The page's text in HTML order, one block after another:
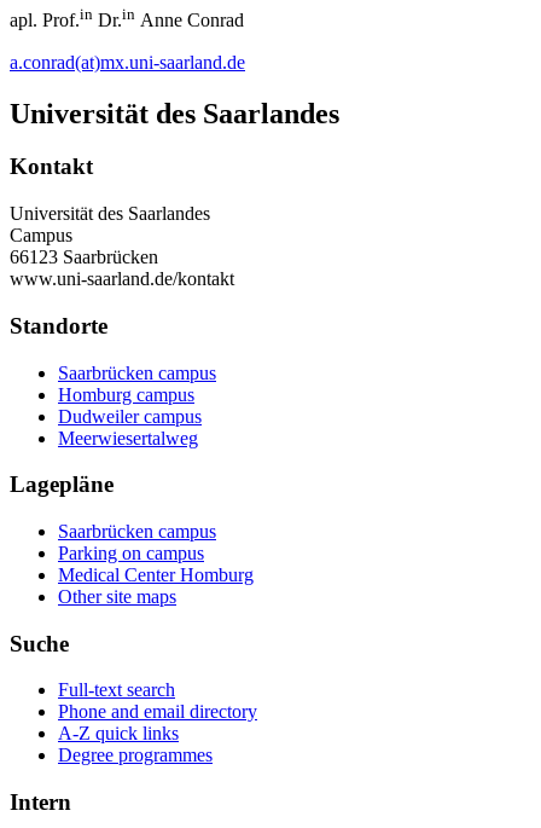
apl. Prof.in Dr.in Anne Conrad
a.conrad(at)mx.uni-saarland.de
Universität des Saarlandes
Kontakt
Universität des Saarlandes
Campus
66123 Saarbrücken
www.uni-saarland.de/kontakt
Standorte
Saarbrücken campus
Homburg campus
Dudweiler campus
Meerwiesertalweg
Lagepläne
Saarbrücken campus
Parking on campus
Medical Center Homburg
Other site maps
Suche
Full-text search
Phone and email directory
A-Z quick links
Degree programmes
Intern